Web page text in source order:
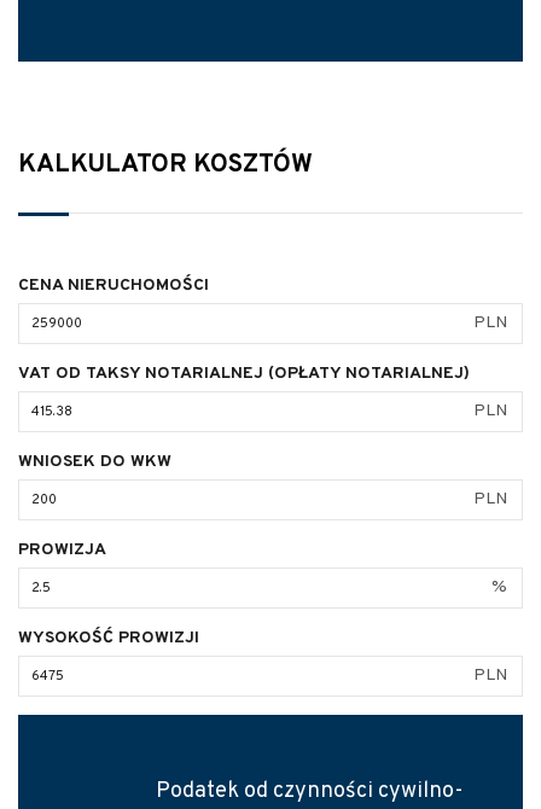
KALKULATOR KOSZTÓW
CENA NIERUCHOMOŚCI
PLN
VAT OD TAKSY NOTARIALNEJ (OPŁATY NOTARIALNEJ)
PLN
WNIOSEK DO WKW
PLN
PROWIZJA
%
WYSOKOŚĆ PROWIZJI
PLN
Podatek od czynności cywilno-